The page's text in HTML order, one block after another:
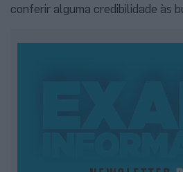
conferir alguma credibilidade às